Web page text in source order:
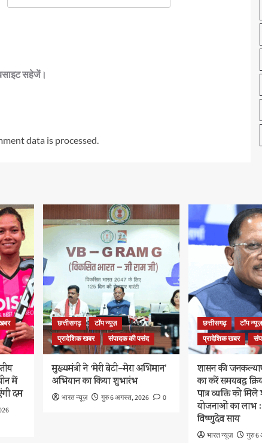
सहेजें।
data is processed.
में
दम
छत्तीसगढ़
टॉप न्यूज़
प्रादेशिक खबर
संपादक की पसंद
मुख्यमंत्री ने ‘मेरी बेटी–मेरा अभिमान’
अभियान का किया शुभारंभ
भारत न्यूज़ गुरु 6 अगस्त, 2026 0
छत्तीसगढ़
टॉप न्यूज़
प्रादेशिक खबर
शासन की
का करें समयबद्ध
पात्र व्यक्ति को
योजनाओं का लाभ :
विष्णुदेव साय
भारत न्यूज़ गुरु 6